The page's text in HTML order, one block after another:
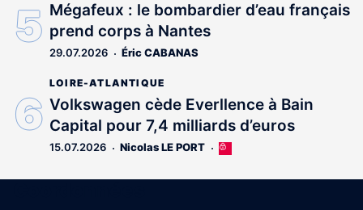
Mégafeux : le bombardier d’eau français
prend corps à Nantes
29.07.2026 Éric CABANAS
LOIRE-ATLANTIQUE
Volkswagen cède Everllence à Bain
Capital pour 7,4 milliards d’euros
15.07.2026 Nicolas LE PORT
Cet
est